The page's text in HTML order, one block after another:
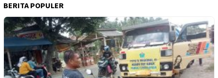
BERITA POPULER